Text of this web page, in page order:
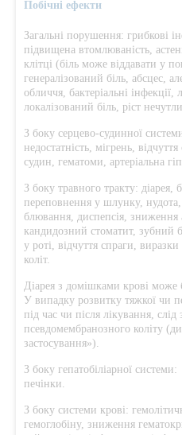
Побічні ефекти
Загальні порушення: грибкові
підвищена втомлюваність,
клітці (біль може віддавати у
генералізований біль, абсцес,
обличчя, бактеріальні інфекції,
локалізований біль, ріст
З боку серцево-судинної
недостатність, мігрень,
судин, гематоми, артеріальна
З боку травного тракту: діарея,
переповнення у шлунку,
блювання, диспепсія, зниження
кандидозний стоматит, зубний
у роті, відчуття спраги,
коліт.
Діарея з домішками крові може
У випадку розвитку тяжкої чи
під час чи після лікування,
псевдомембранозного коліту
застосування»).
З боку гепатобіліарної
печінки.
З боку системи крові:
гемоглобіну, зниження